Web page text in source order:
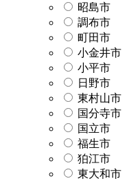
昭島市
調布市
町田市
小金井市
小平市
日野市
東村山市
国分寺市
国立市
福生市
狛江市
東大和市